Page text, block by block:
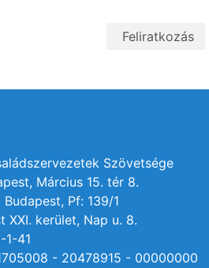
Szövetsége
Március 15. tér 8.
Pf: 139/1
XXI. kerület, Nap u. 8.
1-41
- 20478915 - 00000000